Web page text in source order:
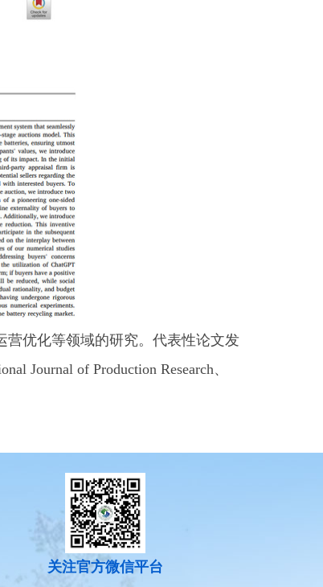
营优化等领域的研究。代表性论文发
Journal of Production Research、
关注官方微信平台